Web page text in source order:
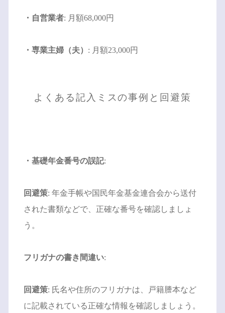
・自営業者: 月額68,000円
・専業主婦（夫） : 月額23,000円
よくある記入ミスの事例と回避策
・基礎年金番号の誤記:
回避策: 年金手帳や国民年金基金連合会から送付
された書類などで、正確な番号を確認しましょ
う。
フリガナの書き間違い:
回避策: 氏名や住所のフリガナは、戸籍謄本など
に記載されている正確な情報を確認しましょう。